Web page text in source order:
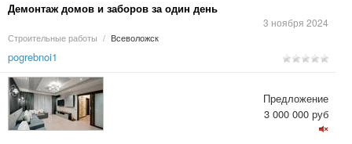
Демонтаж домов и заборов за один день
3 ноября 2024
Строительные работы / Всеволожск
pogrebnoi1
Предложение
3 000 000 руб